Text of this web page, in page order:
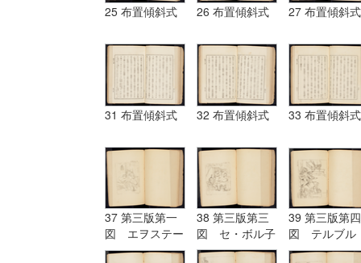
25 布置傾斜式 26 布置傾斜式 27 布置傾斜式
31 布置傾斜式 32 布置傾斜式 33 布置傾斜式
37 第三版第一
図 エヲステー
ド Aostade
38 第三版第三
図 セ・ボル子
ツト I.Burnet
39 第三版第四
図 テルブル
グ terburg